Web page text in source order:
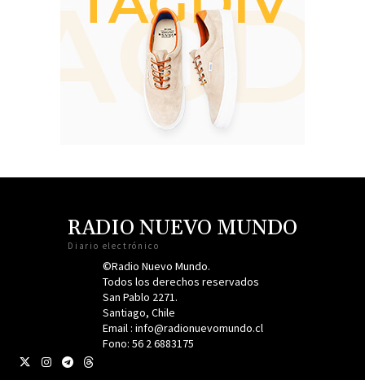
RADIO NUEVO MUNDO
Diario electrónico
©Radio Nuevo Mundo.
Todos los derechos reservados
San Pablo 2271.
Santiago, Chile
Email : info@radionuevomundo.cl
Fono: 56 2 6883175